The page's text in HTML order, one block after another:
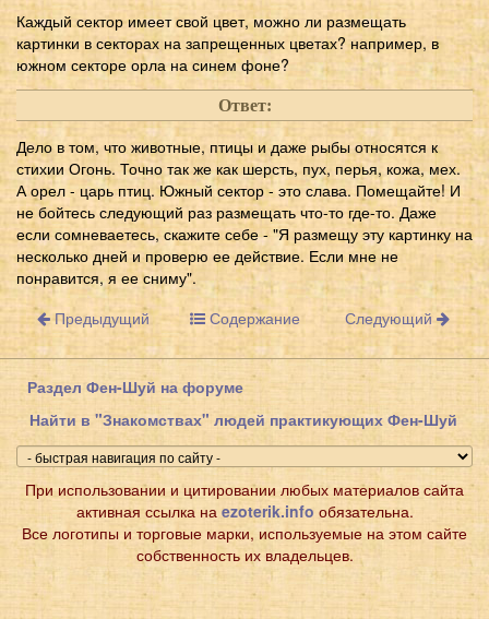
Каждый сектор имеет свой цвет, можно ли размещать
картинки в секторах на запрещенных цветах? например, в
южном секторе орла на синем фоне?
Ответ:
Дело в том, что животные, птицы и даже рыбы относятся к
стихии Огонь. Точно так же как шерсть, пух, перья, кожа, мех.
А орел - царь птиц. Южный сектор - это слава. Помещайте! И
не бойтесь следующий раз размещать что-то где-то. Даже
если сомневаетесь, скажите себе - "Я размещу эту картинку на
несколько дней и проверю ее действие. Если мне не
понравится, я ее сниму".
Предыдущий
Содержание Следующий
Раздел Фен-Шуй на форуме
Найти в "Знакомствах" людей практикующих Фен-Шуй
При использовании и цитировании любых материалов сайта
активная ссылка на ezoterik.info обязательна.
Все логотипы и торговые марки, используемые на этом сайте
собственность их владельцев.